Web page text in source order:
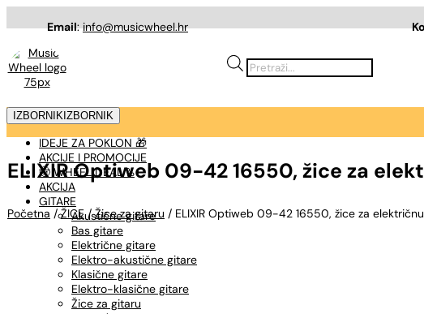
Email: info@musicwheel.hr
Products
search
IZBORNIK IZBORNIK
IDEJE ZA POKLON 🎁
AKCIJE I PROMOCIJE
🤠 WHEEL DEAL %
AKCIJA
GITARE
Akustične gitare
Bas gitare
Električne gitare
Elektro-akustične gitare
Klasične gitare
Elektro-klasične gitare
Žice za gitaru
ELIXIR Optiweb 09-42 16550, žice za
Početna /ŽICE/Žice za gitaru / ELIXIR Optiweb 09-42 16550, žice za